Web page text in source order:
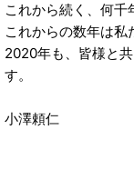
これから続く、何千
これからの数年は私
2020年も、皆様と
す。
小澤頼仁